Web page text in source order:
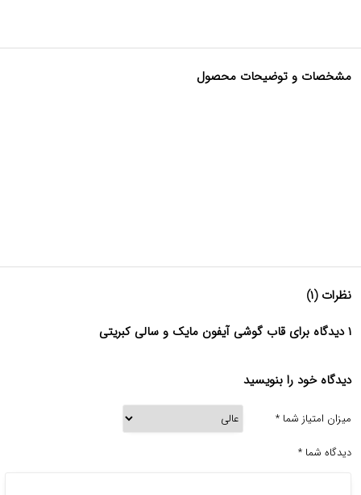
مشخصات و توضیحات محصول
نظرات (۱)
۱ دیدگاه برای قاب گوشی آیفون مایک و سالی کبریتی
دیدگاه خود را بنویسید
میزان امتیاز شما *
دیدگاه شما *